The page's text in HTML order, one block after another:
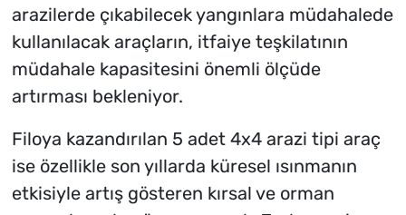
arazilerde çıkabilecek yangınlara müdahalede
kullanılacak araçların, itfaiye teşkilatının
müdahale kapasitesini önemli ölçüde
artırması bekleniyor.
Filoya kazandırılan 5 adet 4x4 arazi tipi araç
ise özellikle son yıllarda küresel ısınmanın
etkisiyle artış gösteren kırsal ve orman